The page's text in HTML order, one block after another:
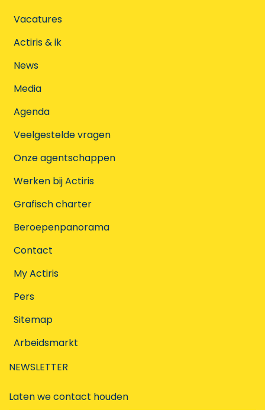
Vacatures
Actiris & ik
News
Media
Agenda
Veelgestelde vragen
Onze agentschappen
Werken bij Actiris
Grafisch charter
Beroepenpanorama
Contact
My Actiris
Pers
Sitemap
Arbeidsmarkt
NEWSLETTER
Laten we contact houden